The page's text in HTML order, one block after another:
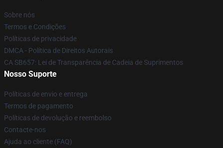
Sobre nós
Termos e Condições
Políticas de privacidade
DMCA - Política de Direitos Autorais
CA SB657: Lei de Transparência de Cadeia de Suprimentos
Nosso Suporte
Políticas de envio e entrega
Termos de pagamento
Políticas de devolução e reembolso
Contacte-nos
Ajuda ao cliente (FAQ)